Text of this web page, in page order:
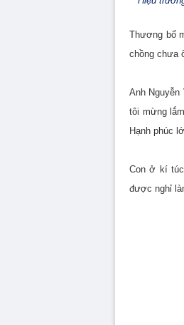
Thương bố
chồng chưa
Anh
tôi mừng
Hạnh phúc
Con ở kí
được nghỉ